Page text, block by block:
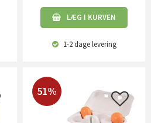
LÆG I KURVEN
1-2 dagelevering
51%